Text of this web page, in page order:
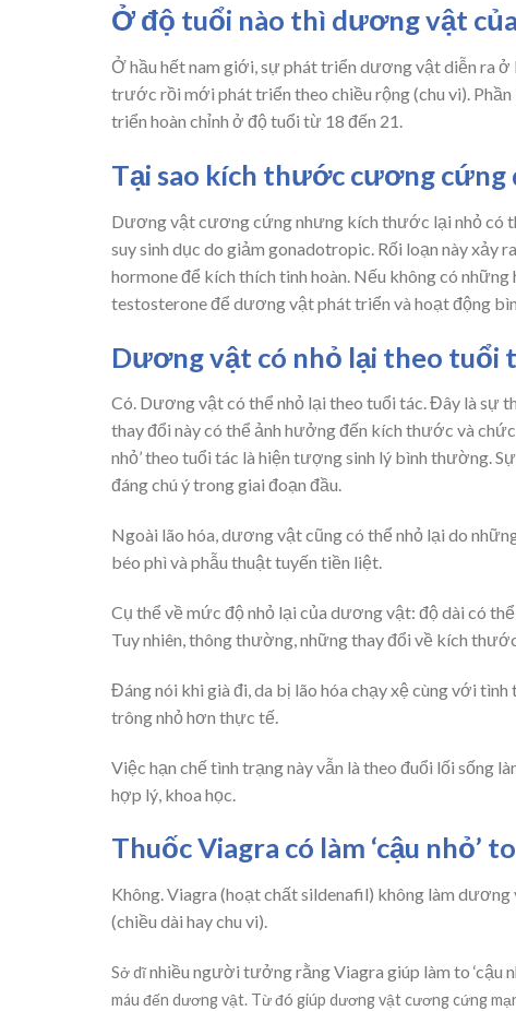
Ở độ tuổi nào thì dương vật
Ở hầu hết nam giới, sự phát triển dương vật diễn ra
trước rồi mới phát triển theo chiều rộng (chu vi).
triển hoàn chỉnh ở độ tuổi từ 18 đến 21.
Tại sao kích thước cương cứng
Dương vật cương cứng nhưng kích thước lại nhỏ có
suy sinh dục do giảm gonadotropic. Rối loạn này xảy
hormone để kích thích tinh hoàn. Nếu không có
testosterone để dương vật phát triển và hoạt động
Dương vật có nhỏ lại theo tuổi
Có. Dương vật có thể nhỏ lại theo tuổi tác. Đây là sự
thay đổi này có thể ảnh hưởng đến kích thước và chức
nhỏ’ theo tuổi tác là hiện tượng sinh lý bình thường.
đáng chú ý trong giai đoạn đầu.
Ngoài lão hóa, dương vật cũng có thể nhỏ lại do
béo phì và phẫu thuật tuyến tiền liệt.
Cụ thể về mức độ nhỏ lại của dương vật: độ dài có
Tuy nhiên, thông thường, những thay đổi về kích
Đáng nói khi già đi, da bị lão hóa chạy xệ cùng với
trông nhỏ hơn thực tế.
Việc hạn chế tình trạng này vẫn là theo đuổi lối sống
hợp lý, khoa học.
Thuốc Viagra có làm ‘cậu nhỏ’
Không. Viagra (hoạt chất sildenafil) không làm
(chiều dài hay chu vi).
Sở dĩnhiều người tưởng rằng Viagra giúp làm to ‘cậu
máu đến dương vật. Từ đó giúp dương vật cương cứng